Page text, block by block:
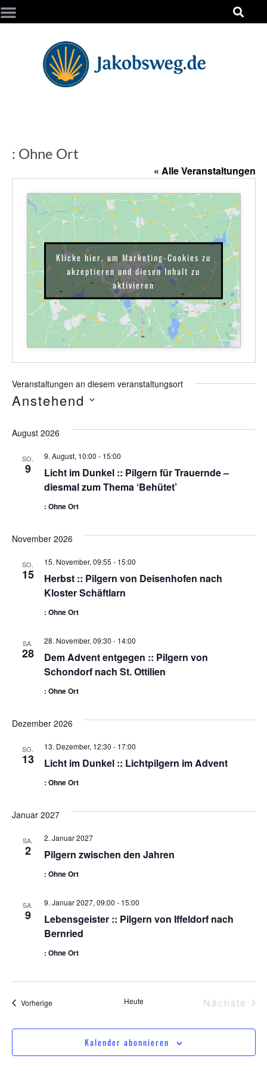
: Ohne Ort
« Alle Veranstaltungen
Klicke hier, um Marketing-Cookies zu
akzeptieren und diesen Inhalt zu
aktivieren
Veranstaltungen an diesem veranstaltungsort
Anstehend
August 2026
SO.
9
Licht im Dunkel :: Pilgern für Trauernde –
diesmal zum Thema ‘Behütet’
9. August, 10:00 - 15:00
: Ohne Ort
November 2026
SO.
15
Herbst :: Pilgern von Deisenhofen nach
Kloster Schäftlarn
15. November, 09:55 - 15:00
: Ohne Ort
SA.
28
Dem Advent entgegen :: Pilgern von
Schondorf nach St. Ottilien
28. November, 09:30 - 14:00
: Ohne Ort
Dezember 2026
SO.
13 Licht im Dunkel :: Lichtpilgern im Advent
13. Dezember, 12:30 - 17:00
: Ohne Ort
Januar 2027
SA.
2 Pilgern zwischen den Jahren
2. Januar 2027
: Ohne Ort
SA.
9
Lebensgeister :: Pilgern von Iffeldorf nach
Bernried
9. Januar 2027, 09:00 - 15:00
: Ohne Ort
VorherigeVeranstaltungen Heute Nächste
Kalender abonnieren